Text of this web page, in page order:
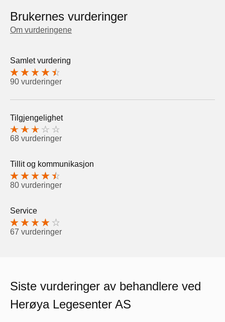
Brukernes vurderinger
Om vurderingene
Samlet vurdering
90 vurderinger
Tilgjengelighet
68 vurderinger
Tillit og kommunikasjon
80 vurderinger
Service
67 vurderinger
Siste vurderinger av behandlere ved
Herøya Legesenter AS